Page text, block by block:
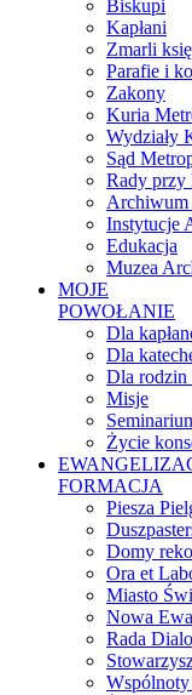
Biskupi
Kapłani
Zmarli
Parafie i
Zakony
Kuria
Wydziały
Sąd
Rady
Archiwum
Instytucje
Edukacja
Muzea
MOJE
POWOŁANIE
Dla
Dla
Dla rodzin
Misje
Życie
FORMACJA
Piesza
Domy
Ora et
Miasto
Nowa
Rada
Wspólnoty